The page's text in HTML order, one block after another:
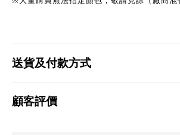
送貨及付款方式
顧客評價